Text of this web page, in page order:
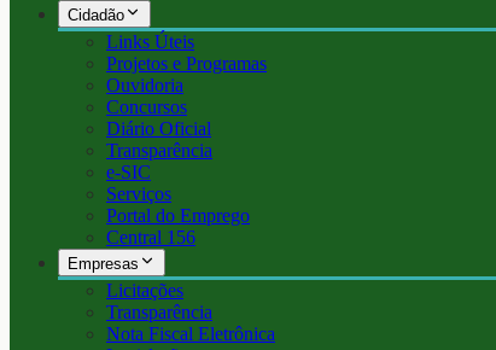
Cidadão
Links Úteis
Projetos e Programas
Ouvidoria
Concursos
Diário Oficial
Transparência
e-SIC
Serviços
Portal do Emprego
Central 156
Empresas
Licitações
Transparência
Nota Fiscal Eletrônica